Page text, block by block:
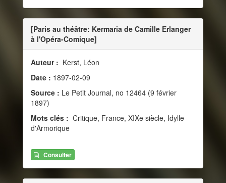
[Paris au théâtre: Kermaria de Camille Erlanger
à l'Opéra-Comique]
Auteur : Kerst, Léon
Date : 1897-02-09
Source : Le Petit Journal, no 12464 (9 février
1897)
Mots clés : Critique, France, XIXe siècle, Idylle
d'Armorique
Consulter